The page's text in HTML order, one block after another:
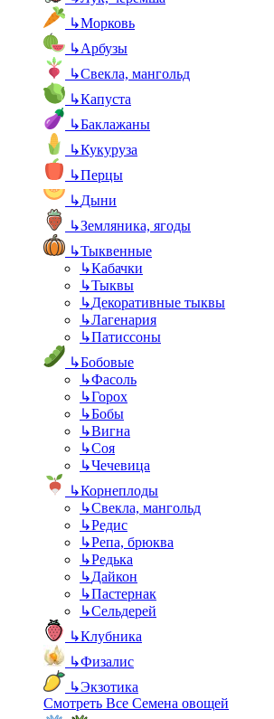
↳Морковь
↳Арбузы
↳Свекла, мангольд
↳Капуста
↳Баклажаны
↳Кукуруза
↳Перцы
↳Дыни
↳Земляника, ягоды
↳Тыквенные
↳Кабачки
↳Тыквы
↳Декоративные тыквы
↳Лагенария
↳Патиссоны
↳Бобовые
↳Фасоль
↳Горох
↳Бобы
↳Вигна
↳Соя
↳Чечевица
↳Корнеплоды
↳Свекла, мангольд
↳Редис
↳Репа, брюква
↳Редька
↳Дайкон
↳Пастернак
↳Сельдерей
↳Клубника
↳Физалис
↳Экзотика
Смотреть Все Семена овощей